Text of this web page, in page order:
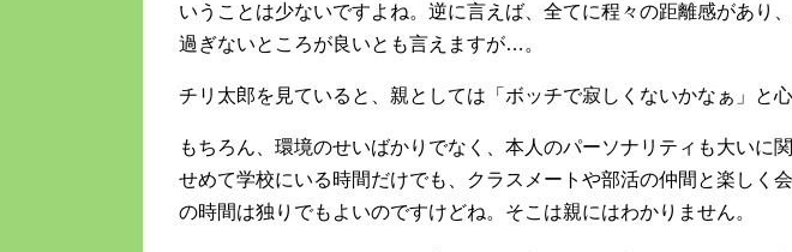
いうことは少ないですよね。逆に言えば、全てに程々の距離感があり
過ぎないところが良いとも言えますが…。
チリ太郎を見ていると、親としては「ボッチで寂しくないかなぁ」と心
もちろん、環境のせいばかりでなく、本人のパーソナリティも大いに
せめて学校にいる時間だけでも、クラスメートや部活の仲間と楽しく
の時間は独りでもよいのですけどね。そこは親にはわかりません。